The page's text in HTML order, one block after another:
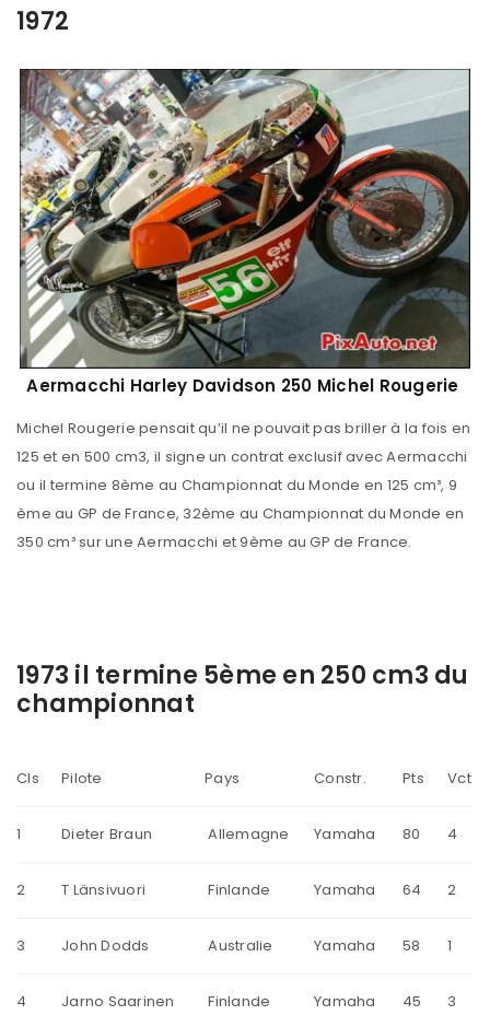
1972
Aermacchi Harley Davidson 250 Michel Rougerie
Michel Rougerie pensait qu’il ne pouvait pas briller à la fois en
125 et en 500 cm3, il signe un contrat exclusif avec Aermacchi
ou il termine 8ème au Championnat du Monde en 125 cm³, 9
ème au GP de France, 32ème au Championnat du Monde en
350 cm³ sur une Aermacchi et 9ème au GP de France.
1973 il termine 5ème en 250 cm3 du
championnat
Cls Pilote Pays Constr. Pts Vct
1 Dieter Braun Allemagne Yamaha 80 4
2 T Länsivuori Finlande Yamaha 64 2
3 John Dodds Australie Yamaha 58 1
4 Jarno Saarinen Finlande Yamaha 45 3